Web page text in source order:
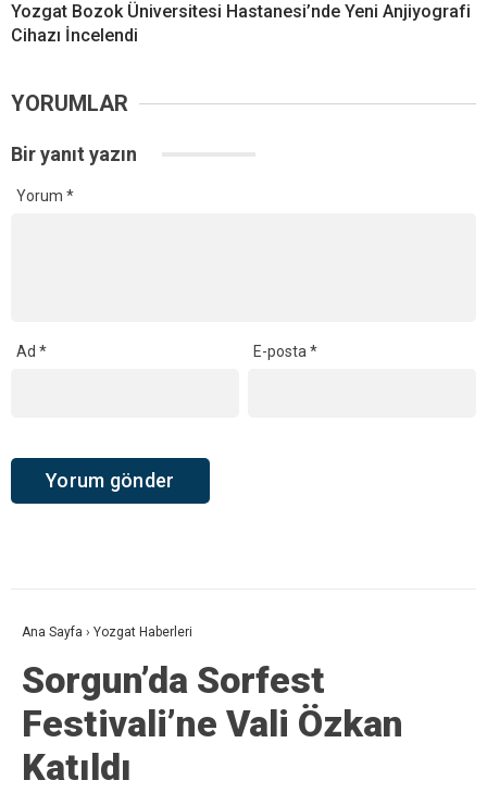
Yozgat Bozok Üniversitesi Hastanesi’nde Yeni Anjiyografi
Cihazı İncelendi
YORUMLAR
Bir yanıt yazın
Yorum *
Ad * E-posta*
Ana Sayfa › Yozgat Haberleri
Sorgun’da Sorfest
Festivali’ne Vali Özkan
Katıldı